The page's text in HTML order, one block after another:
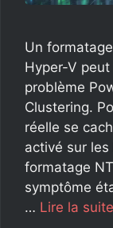
Un
Hyper-V
problème
Clustering.
réelle se
activé sur les
formatage
symptôme
… Lire la suite